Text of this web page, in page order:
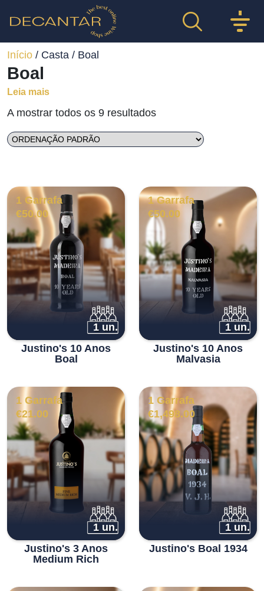
Início / Casta / Boal
Boal
Leia mais
A mostrar todos os 9 resultados
1 Garrafa
€50.00
1 un.
Justino's 10 Anos
Boal
1 Garrafa
€50.00
1 un.
Justino's 10 Anos
Malvasia
1 Garrafa
€21.00
1 un.
Justino's 3 Anos
Medium Rich
1 Garrafa
€1,498.00
1 un.
Justino's Boal 1934